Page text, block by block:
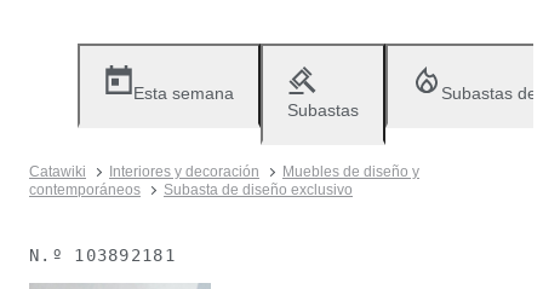
Esta semana
Subastas
Subastas
Catawiki Interiores y decoración
Muebles de diseño y
contemporáneos
Subasta de diseño exclusivo
N.º 103892181